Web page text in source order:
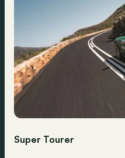
Super Tourer